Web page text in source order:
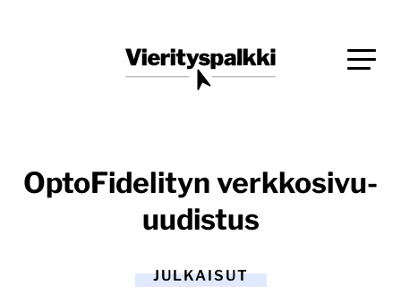
Vierityspalkki.fi
OptoFidelityn verkkosivu-
uudistus
JULKAISUT